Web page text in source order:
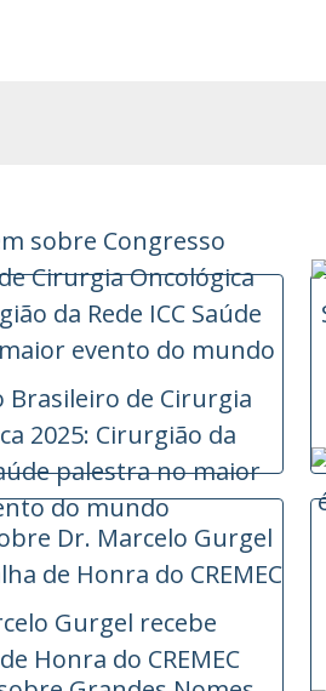
Brasileiro de Cirurgia
2025: Cirurgião da
palestra no maior
do mundo
Gurgel recebe
Honra do CREMEC